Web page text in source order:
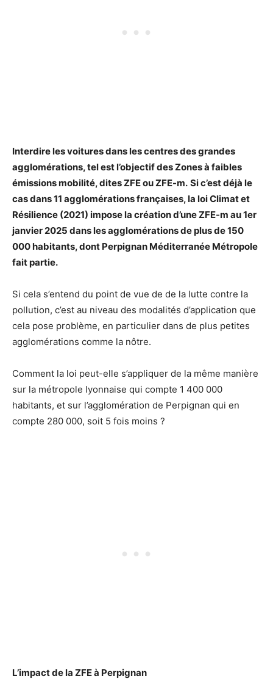
Interdire les voitures dans les centres des grandes
agglomérations, tel est l’objectif des Zones à faibles
émissions mobilité, dites ZFE ou ZFE-m. Si c’est déjà le
cas dans 11 agglomérations françaises, la loi Climat et
Résilience (2021) impose la création d’une ZFE-m au 1er
janvier 2025 dans les agglomérations de plus de 150
000 habitants, dont Perpignan Méditerranée Métropole
fait partie.
Si cela s’entend du point de vue de de la lutte contre la
pollution, c’est au niveau des modalités d’application que
cela pose problème, en particulier dans de plus petites
agglomérations comme la nôtre.
Comment la loi peut-elle s’appliquer de la même manière
sur la métropole lyonnaise qui compte 1 400 000
habitants, et sur l’agglomération de Perpignan qui en
compte 280 000, soit 5 fois moins ?
L’impact de la ZFE à Perpignan